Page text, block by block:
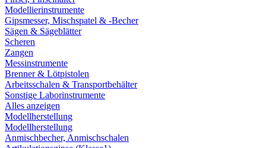
Modellierinstrumente
Gipsmesser, Mischspatel & -Becher
Sägen & Sägeblätter
Scheren
Zangen
Messinstrumente
Brenner & Lötpistolen
Arbeitsschalen & Transportbehälter
Sonstige Laborinstrumente
Alles anzeigen
Modellherstellung
Modellherstellung
Anmischbecher, Anmischschalen